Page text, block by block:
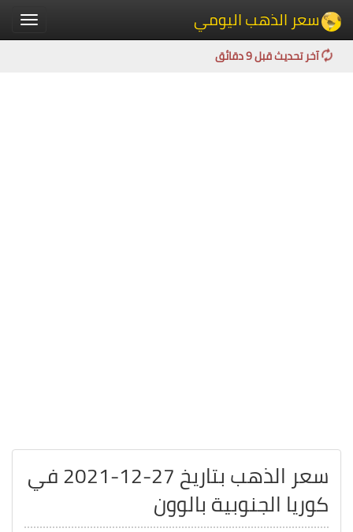
Toggle سعر الذهب اليومي
آخر تحديث قبل 9 دقائق
سعر الذهب بتاريخ 27-12-2021 في
كوريا الجنوبية بالوون